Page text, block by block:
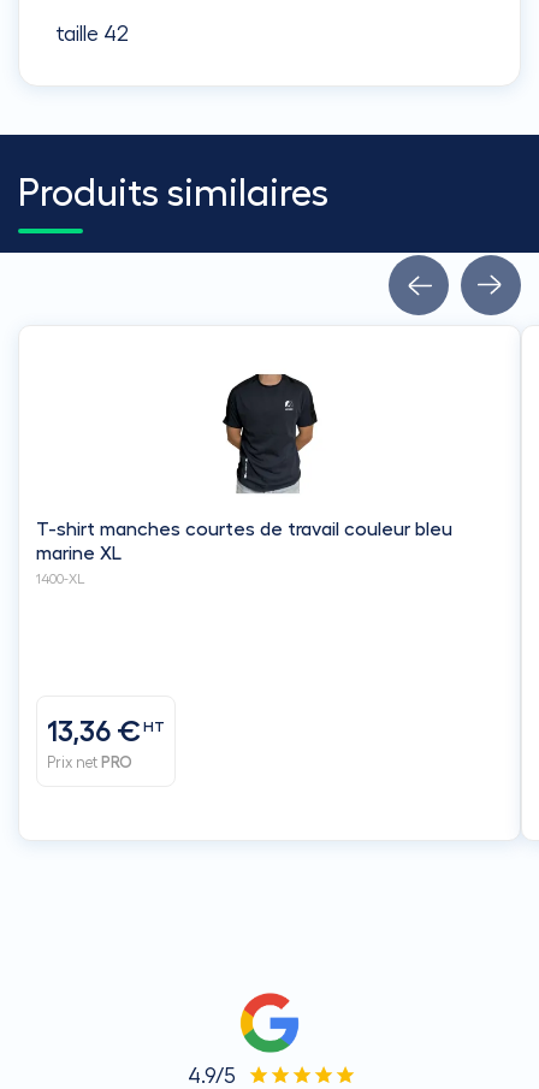
taille 42
Produits similaires
T-shirt manches courtes de travail couleur bleu
marine XL
1400-XL
13,36 €HT
Prix net PRO
4.9/5